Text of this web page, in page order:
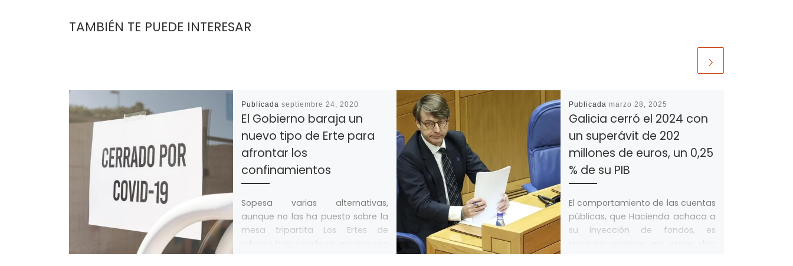
TAMBIÉN TE PUEDE INTERESAR
Publicada septiembre 24, 2020
El Gobierno baraja un
nuevo tipo de Erte para
afrontar los
confinamientos
Sopesa varias alternativas,
aunque no las ha puesto sobre la
mesa tripartita Los Ertes de
Publicada marzo 28, 2025
Galicia cerró el 2024 con
un superávit de 202
millones de euros, un 0,25
% de su PIB
El comportamiento de las cuentas
públicas, que Hacienda achaca a
su inyección de fondos, es